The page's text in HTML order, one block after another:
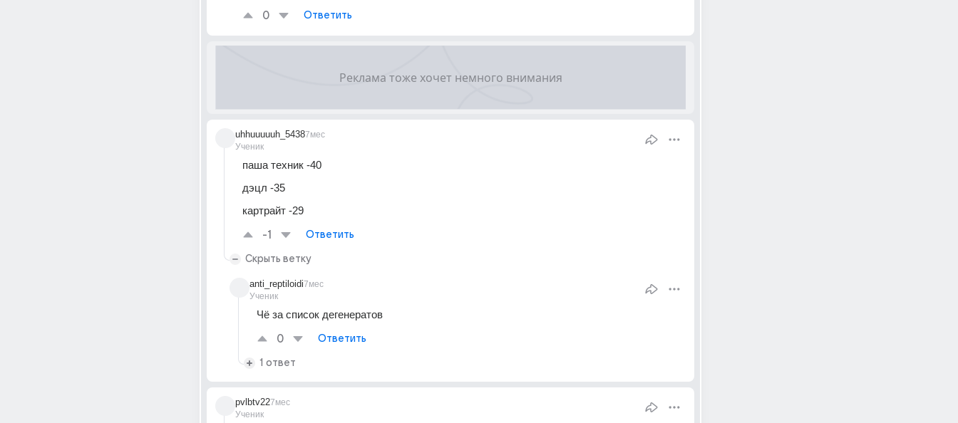
0 Ответить
uhhuuuuuh_5438
Ученик
7мес
паша техник -40
дэцл -35
картрайт -29
-1 Ответить
Скрыть ветку
anti_reptiloidi
Ученик
7мес
Чё за список дегенератов
0 Ответить
1 ответ
pvlbtv22
Ученик
7мес